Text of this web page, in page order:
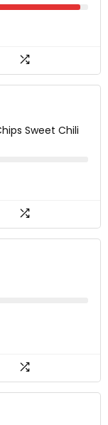
Sweet Chili